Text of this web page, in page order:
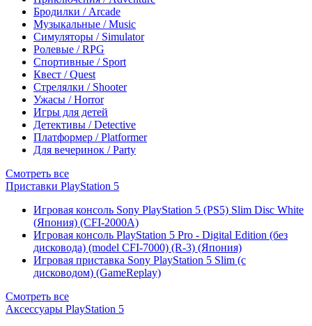
Бродилки / Arcade
Музыкальные / Music
Симуляторы / Simulator
Ролевые / RPG
Спортивные / Sport
Квест / Quest
Стрелялки / Shooter
Ужасы / Horror
Игры для детей
Детективы / Detective
Платформер / Platformer
Для вечеринок / Party
Смотреть все
Приставки PlayStation 5
Игровая консоль Sony PlayStation 5 (PS5) Slim Disc White
(Япония) (CFI-2000A)
Игровая консоль PlayStation 5 Pro - Digital Edition (без
дисковода) (model CFI-7000) (R-3) (Япония)
Игровая приставка Sony PlayStation 5 Slim (с
дисководом) (GameReplay)
Смотреть все
Аксессуары PlayStation 5